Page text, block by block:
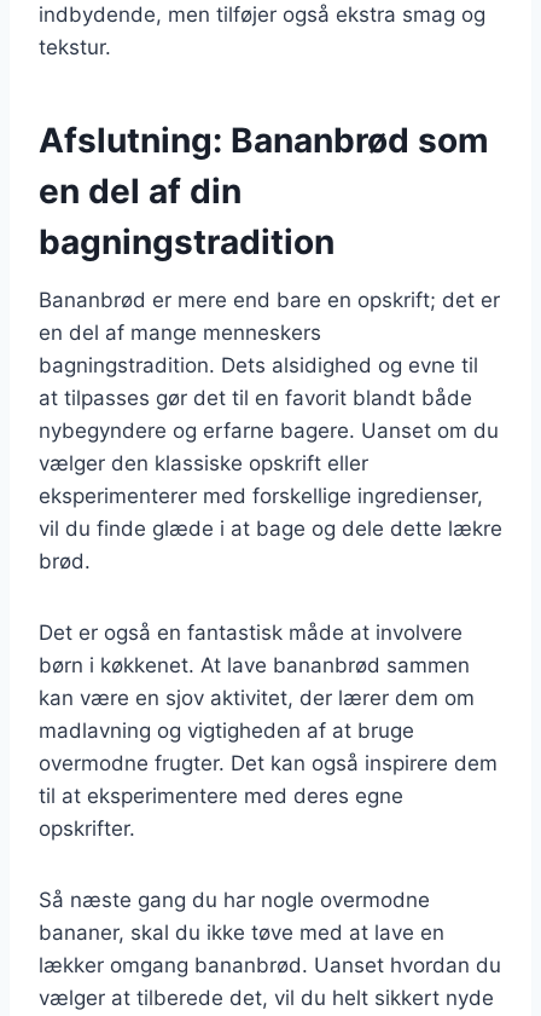
indbydende, men tilføjer også ekstra smag og
tekstur.
Afslutning: Bananbrød som
en del af din
bagningstradition
Bananbrød er mere end bare en opskrift; det er
en del af mange menneskers
bagningstradition. Dets alsidighed og evne til
at tilpasses gør det til en favorit blandt både
nybegyndere og erfarne bagere. Uanset om du
vælger den klassiske opskrift eller
eksperimenterer med forskellige ingredienser,
vil du finde glæde i at bage og dele dette lækre
brød.
Det er også en fantastisk måde at involvere
børn i køkkenet. At lave bananbrød sammen
kan være en sjov aktivitet, der lærer dem om
madlavning og vigtigheden af at bruge
overmodne frugter. Det kan også inspirere dem
til at eksperimentere med deres egne
opskrifter.
Så næste gang du har nogle overmodne
bananer, skal du ikke tøve med at lave en
lækker omgang bananbrød. Uanset hvordan du
vælger at tilberede det, vil du helt sikkert nyde